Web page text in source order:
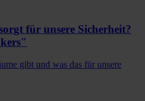
für unsere Sicherheit?
gibt und was das für unsere